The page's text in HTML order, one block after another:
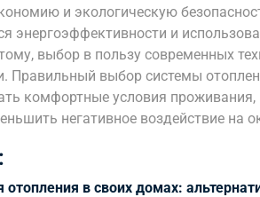
и экологическую
энергоэффективности и
выбор в пользу современных
Правильный выбор системы
комфортные условия проживания,
негативное воздействие на
в своих домах: